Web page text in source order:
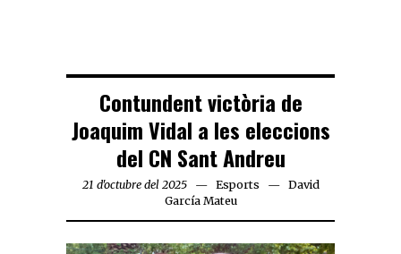
Contundent victòria de
Joaquim Vidal a les eleccions
del CN Sant Andreu
21 d'octubre del 2025 Esports
David
García Mateu